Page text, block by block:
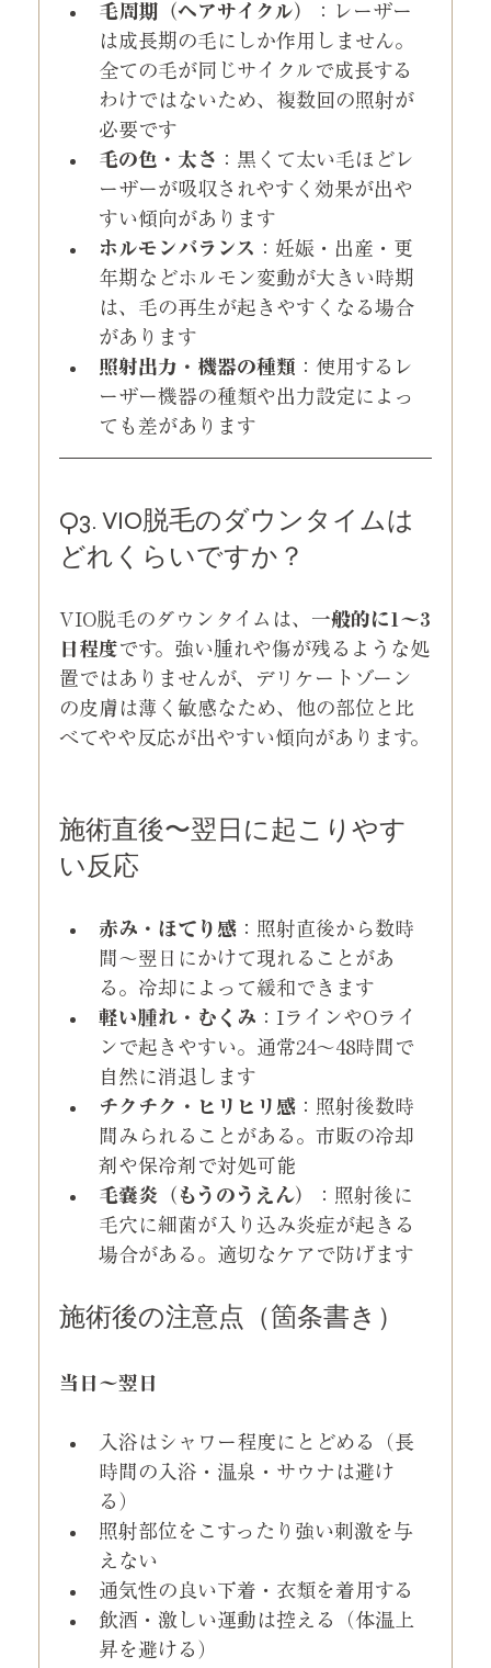
毛周期（ヘアサイクル）
：レーザー
は成長期の毛にしか作用しません。
全ての毛が同じサイクルで成長する
わけではないため、複数回の照射が
必要です
毛の色・太さ ：黒くて太い毛ほどレ
ーザーが吸収されやすく効果が出や
すい傾向があります
ホルモンバランス ：妊娠・出産・更
年期などホルモン変動が大きい時期
は、毛の再生が起きやすくなる場合
があります
照射出力・機器の種類 ：使用するレ
ーザー機器の種類や出力設定によっ
ても差があります
Q3. VIO脱毛のダウンタイムは
どれくらいですか？
VIO脱毛のダウンタイムは、 一般的に1〜3
日程度です。強い腫れや傷が残るような処
置ではありませんが、デリケートゾーン
の皮膚は薄く敏感なため、他の部位と比
べてやや反応が出やすい傾向があります。
施術直後〜翌日に起こりやす
い反応
赤み・ほてり感 ：照射直後から数時
間〜翌日にかけて現れることがあ
る。冷却によって緩和できます
軽い腫れ・むくみ ：IラインやOライ
ンで起きやすい。通常24〜48時間で
自然に消退します
チクチク・ヒリヒリ感 ：照射後数時
間みられることがある。市販の冷却
剤や保冷剤で対処可能
毛嚢炎（もうのうえん）
：照射後に
毛穴に細菌が入り込み炎症が起きる
場合がある。適切なケアで防げます
施術後の注意点（箇条書き）
当日〜翌日
入浴はシャワー程度にとどめる（長
時間の入浴・温泉・サウナは避け
る）
照射部位をこすったり強い刺激を与
えない
通気性の良い下着・衣類を着用する
飲酒・激しい運動は控える（体温上
昇を避ける）